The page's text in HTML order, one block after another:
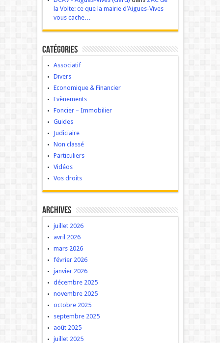
la Volte: ce que la mairie d’Aigues-Vives
vous cache…
Catégories
Associatif
Divers
Economique & Financier
Evènements
Foncier – Immobilier
Guides
Judiciaire
Non classé
Particuliers
Vidéos
Vos droits
Archives
juillet 2026
avril 2026
mars 2026
février 2026
janvier 2026
décembre 2025
novembre 2025
octobre 2025
septembre 2025
août 2025
juillet 2025